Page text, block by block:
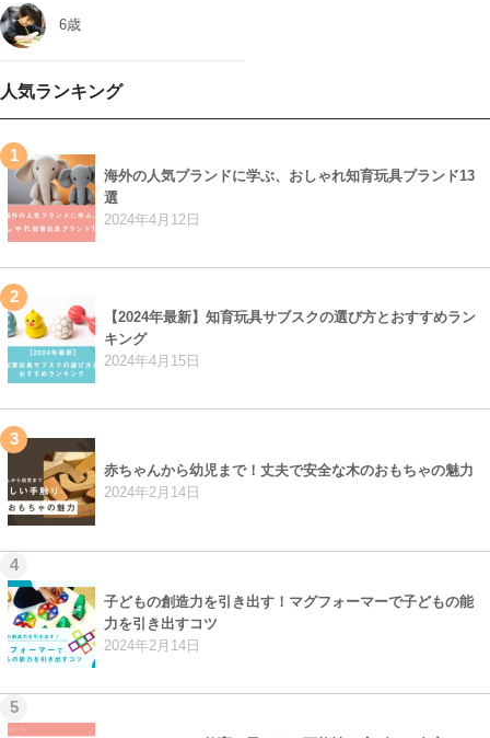
6歳
人気ランキング
1
海外の人気ブランドに学ぶ、おしゃれ知育玩具ブランド13
選
2024年4月12日
2
【2024年最新】知育玩具サブスクの選び方とおすすめラン
キング
2024年4月15日
3
赤ちゃんから幼児まで！丈夫で安全な木のおもちゃの魅力
2024年2月14日
4
子どもの創造力を引き出す！マグフォーマーで子どもの能
力を引き出すコツ
2024年2月14日
5